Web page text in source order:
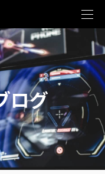
t
e
n
a
v
i
g
a
t
n
ログ